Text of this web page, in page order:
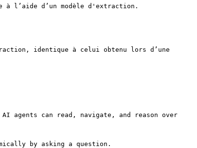
l’aide d’un modèle d'extraction.
identique à celui obtenu lors d’une
agents can read, navigate, and reason over
by asking a question.